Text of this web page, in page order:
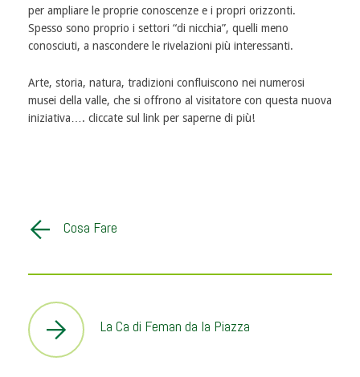
per ampliare le proprie conoscenze e i propri orizzonti.
Spesso sono proprio i settori “di nicchia”, quelli meno
conosciuti, a nascondere le rivelazioni più interessanti.
Arte, storia, natura, tradizioni confluiscono nei numerosi
musei della valle, che si offrono al visitatore con questa nuova
iniziativa…. cliccate sul link per saperne di più!
Cosa Fare
La Ca di Feman da la Piazza